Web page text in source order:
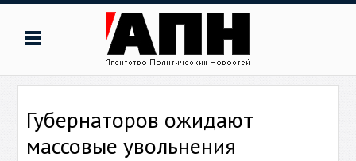
Губернаторов ожидают
массовые увольнения